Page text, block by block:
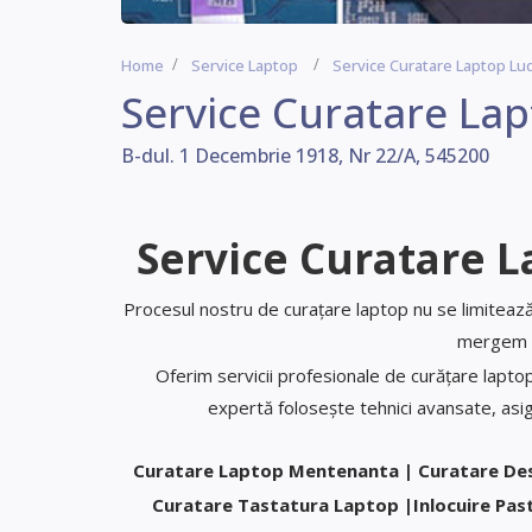
Home Service Laptop Service Curatare Laptop
Service Curatare
B-dul. 1 Decembrie 1918, Nr 22/A, 545200
Service Curatare
Procesul nostru de curațare laptop nu se
mergem
Oferim servicii profesionale de curățare
expertă folosește tehnici avansate,
Curatare Laptop Mentenanta | Curatare
Curatare Tastatura Laptop |Inlocuire